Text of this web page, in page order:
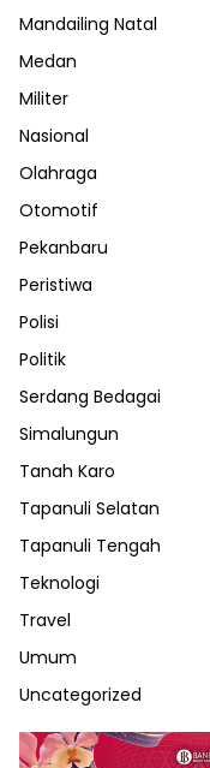
Mandailing Natal
Medan
Militer
Nasional
Olahraga
Otomotif
Pekanbaru
Peristiwa
Polisi
Politik
Serdang Bedagai
Simalungun
Tanah Karo
Tapanuli Selatan
Tapanuli Tengah
Teknologi
Travel
Umum
Uncategorized